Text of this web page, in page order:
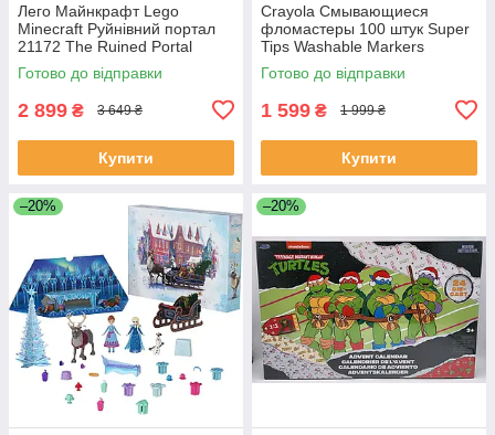
Лего Майнкрафт Lego
Minecraft Руйнівний портал
21172 The Ruined Portal
Готово до відправки
2 899 ₴ 3 649 ₴
Купити
Crayola Смывающиеся
фломастеры 100 штук Super
Tips Washable Markers
Готово до відправки
1 599 ₴ 1 999 ₴
Купити
–20% –20%